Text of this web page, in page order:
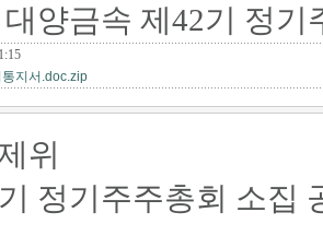
대양금속 제42기 정기
지서.doc.zip
위
정기주주총회 소집